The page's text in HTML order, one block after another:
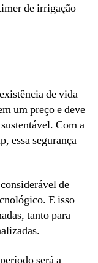
de irrigação
de vida
um preço e deve
Com a
essa segurança
de
E isso
tanto para
será a